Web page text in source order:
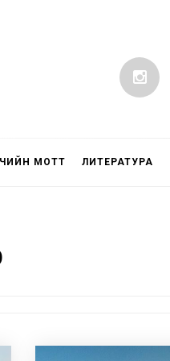
МОТТ ЛИТЕРАТУРА